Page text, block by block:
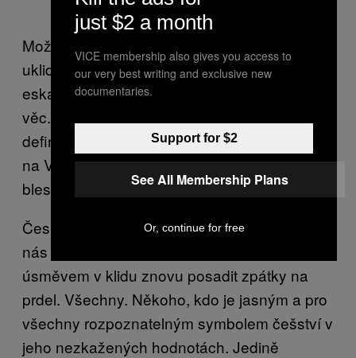
Možným řešením a prvním krůčkem k
uklidnění stále z většiny potichoučku
eskalující situace u nás, je totiž jedna jediná
věc. A v žádném případě to není jasné
definování protivníků, kteří si pak můžou jít
na Václavák veřejně naplivat do obličejů před
blesky Blesku.
Česká republika potřebuje osobnost, která by
nás dokázala s chápavým mateřským
úsměvem v klidu znovu posadit zpátky na
prdel. Všechny. Někoho, kdo je jasným a pro
všechny rozpoznatelným symbolem češství v
jeho nezkažených hodnotách. Jedině
just $2 a month
VICE membership also gives you access to
our very best writing and exclusive new
documentaries.
Support for $2
See All Membership Plans
Or, continue for free